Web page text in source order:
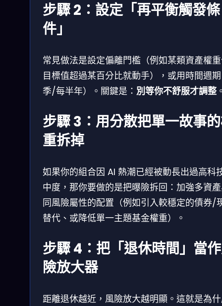
步驟 2：設定「再平衡觸發條
件」
常見做法是設定偏離門檻（例如某類資產權
目標值超過某百分比就動手），或用時間週
季/每半年）。關鍵是： 別等你不舒服才調整
步驟 3：用分散把單一故事
重拆掉
如果你的組合因 AI 熱潮已經被動長出過高科
中度，那你要做的是把曝險拆回：加強多資
同風險屬性的配置（例如引入較穩定的債券/
替代、或降低單一主題基金權重）。
步驟 4：把「退休時間」當
險放大器
距離退休越近，風險放大越明顯。這就是為